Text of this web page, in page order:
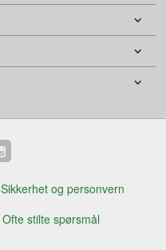
Sikkerhet og personvern
Ofte stilte spørsmål